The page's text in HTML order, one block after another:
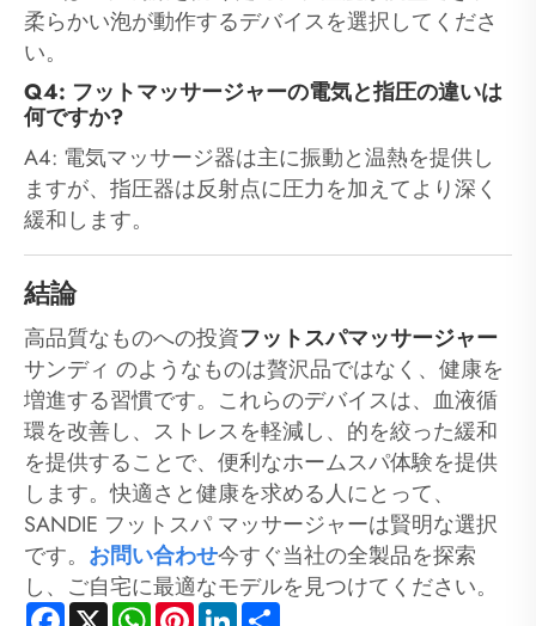
柔らかい泡が動作するデバイスを選択してくださ
い。
Q4: フットマッサージャーの電気と指圧の違いは
何ですか?
A4: 電気マッサージ器は主に振動と温熱を提供し
ますが、指圧器は反射点に圧力を加えてより深く
緩和します。
結論
高品質なものへの投資フットスパマッサージャー
サンディ のようなものは贅沢品ではなく、健康を
増進する習慣です。これらのデバイスは、血液循
環を改善し、ストレスを軽減し、的を絞った緩和
を提供することで、便利なホームスパ体験を提供
します。快適さと健康を求める人にとって、
SANDIE フットスパ マッサージャーは賢明な選択
です。 お問い合わせ今すぐ当社の全製品を探索
し、ご自宅に最適なモデルを見つけてください。
Facebook
X WhatsApp
PinterestLinkedIn